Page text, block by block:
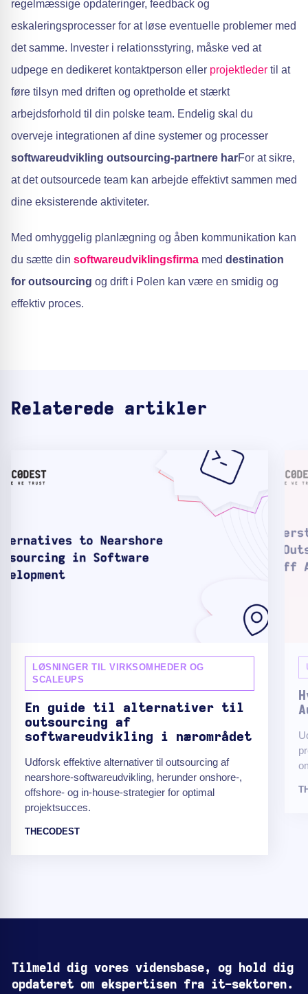
regelmæssige opdateringer, feedback og
eskaleringsprocesser for at løse eventuelle problemer med
det samme. Invester i relationsstyring, måske ved at
udpege en dedikeret kontaktperson eller projektleder til at
føre tilsyn med driften og opretholde et stærkt
arbejdsforhold til din polske team. Endelig skal du
overveje integrationen af dine systemer og processer
softwareudvikling outsourcing-partnere harFor at sikre,
at det outsourcede team kan arbejde effektivt sammen med
dine eksisterende aktiviteter.
Med omhyggelig planlægning og åben kommunikation kan
du sætte din softwareudviklingsfirma med destination
for outsourcing og drift i Polen kan være en smidig og
effektiv proces.
Relaterede artikler
LØSNINGER TIL VIRKSOMHEDER OG
SCALEUPS
En guide til alternativer til
outsourcing af
softwareudvikling i nærområdet
Udforsk effektive alternativer til outsourcing af
nearshore-softwareudvikling, herunder onshore-,
offshore- og in-house-strategier for optimal
projektsucces.
THECODEST
Tilmeld dig vores vidensbase, og hold dig
opdateret om ekspertisen fra it-sektoren.